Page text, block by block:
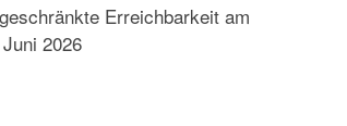
Erreichbarkeit am
2026